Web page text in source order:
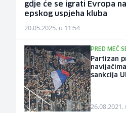
gdje će se igrati Evropa
epskog uspjeha kluba
20.05.2025. u 11:54
PRED MEČ
Partizan
sankcija
26.08.2021.